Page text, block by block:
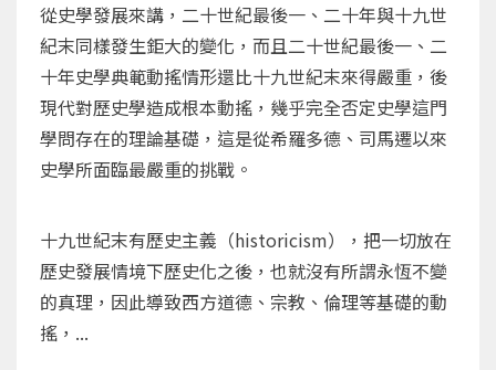
從史學發展來講，二十世紀最後一、二十年與十九世
紀末同樣發生鉅大的變化，而且二十世紀最後一、二
十年史學典範動搖情形還比十九世紀末來得嚴重，後
現代對歷史學造成根本動搖，幾乎完全否定史學這門
學問存在的理論基礎，這是從希羅多德、司馬遷以來
史學所面臨最嚴重的挑戰。
十九世紀末有歷史主義（historicism），把一切放在
歷史發展情境下歷史化之後，也就沒有所謂永恆不變
的真理，因此導致西方道德、宗教、倫理等基礎的動
搖，...